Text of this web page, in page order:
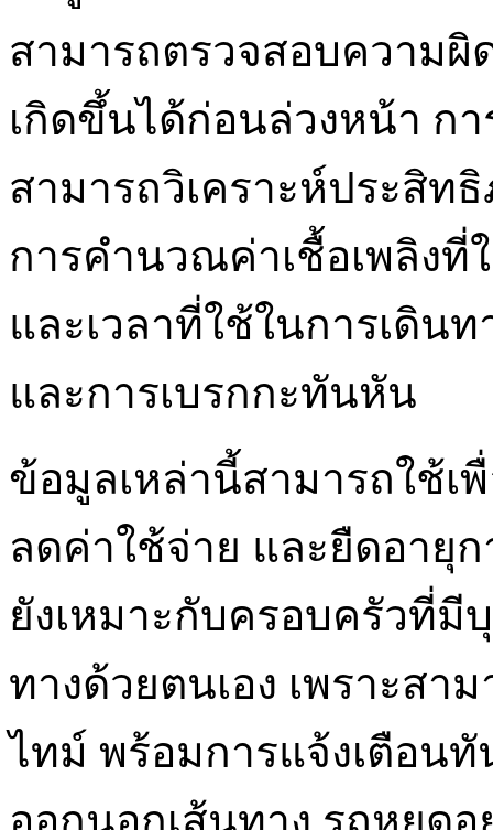
สามารถตรวจสอบความ
เกิดขึ้นได้ก่อนล่วงหน้า ก
สามารถวิเคราะห์ประสิท
การคำนวณค่าเชื้อเพลิงที่
และเวลาที่ใช้ในการเดิน
และการเบรกกะทันหัน
ข้อมูลเหล่านี้สามารถใช้เ
ลดค่าใช้จ่าย และยืดอายุ
ยังเหมาะกับครอบครัวที่มี
ทางด้วยตนเอง เพราะสา
ไทม์ พร้อมการแจ้งเตือนทั
ออกนอกเส้นทาง รถหยุด